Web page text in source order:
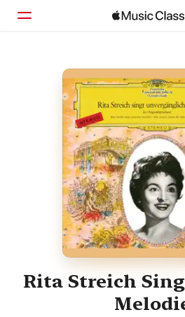
Inicio
Explorar
Buscar
Rita Streich